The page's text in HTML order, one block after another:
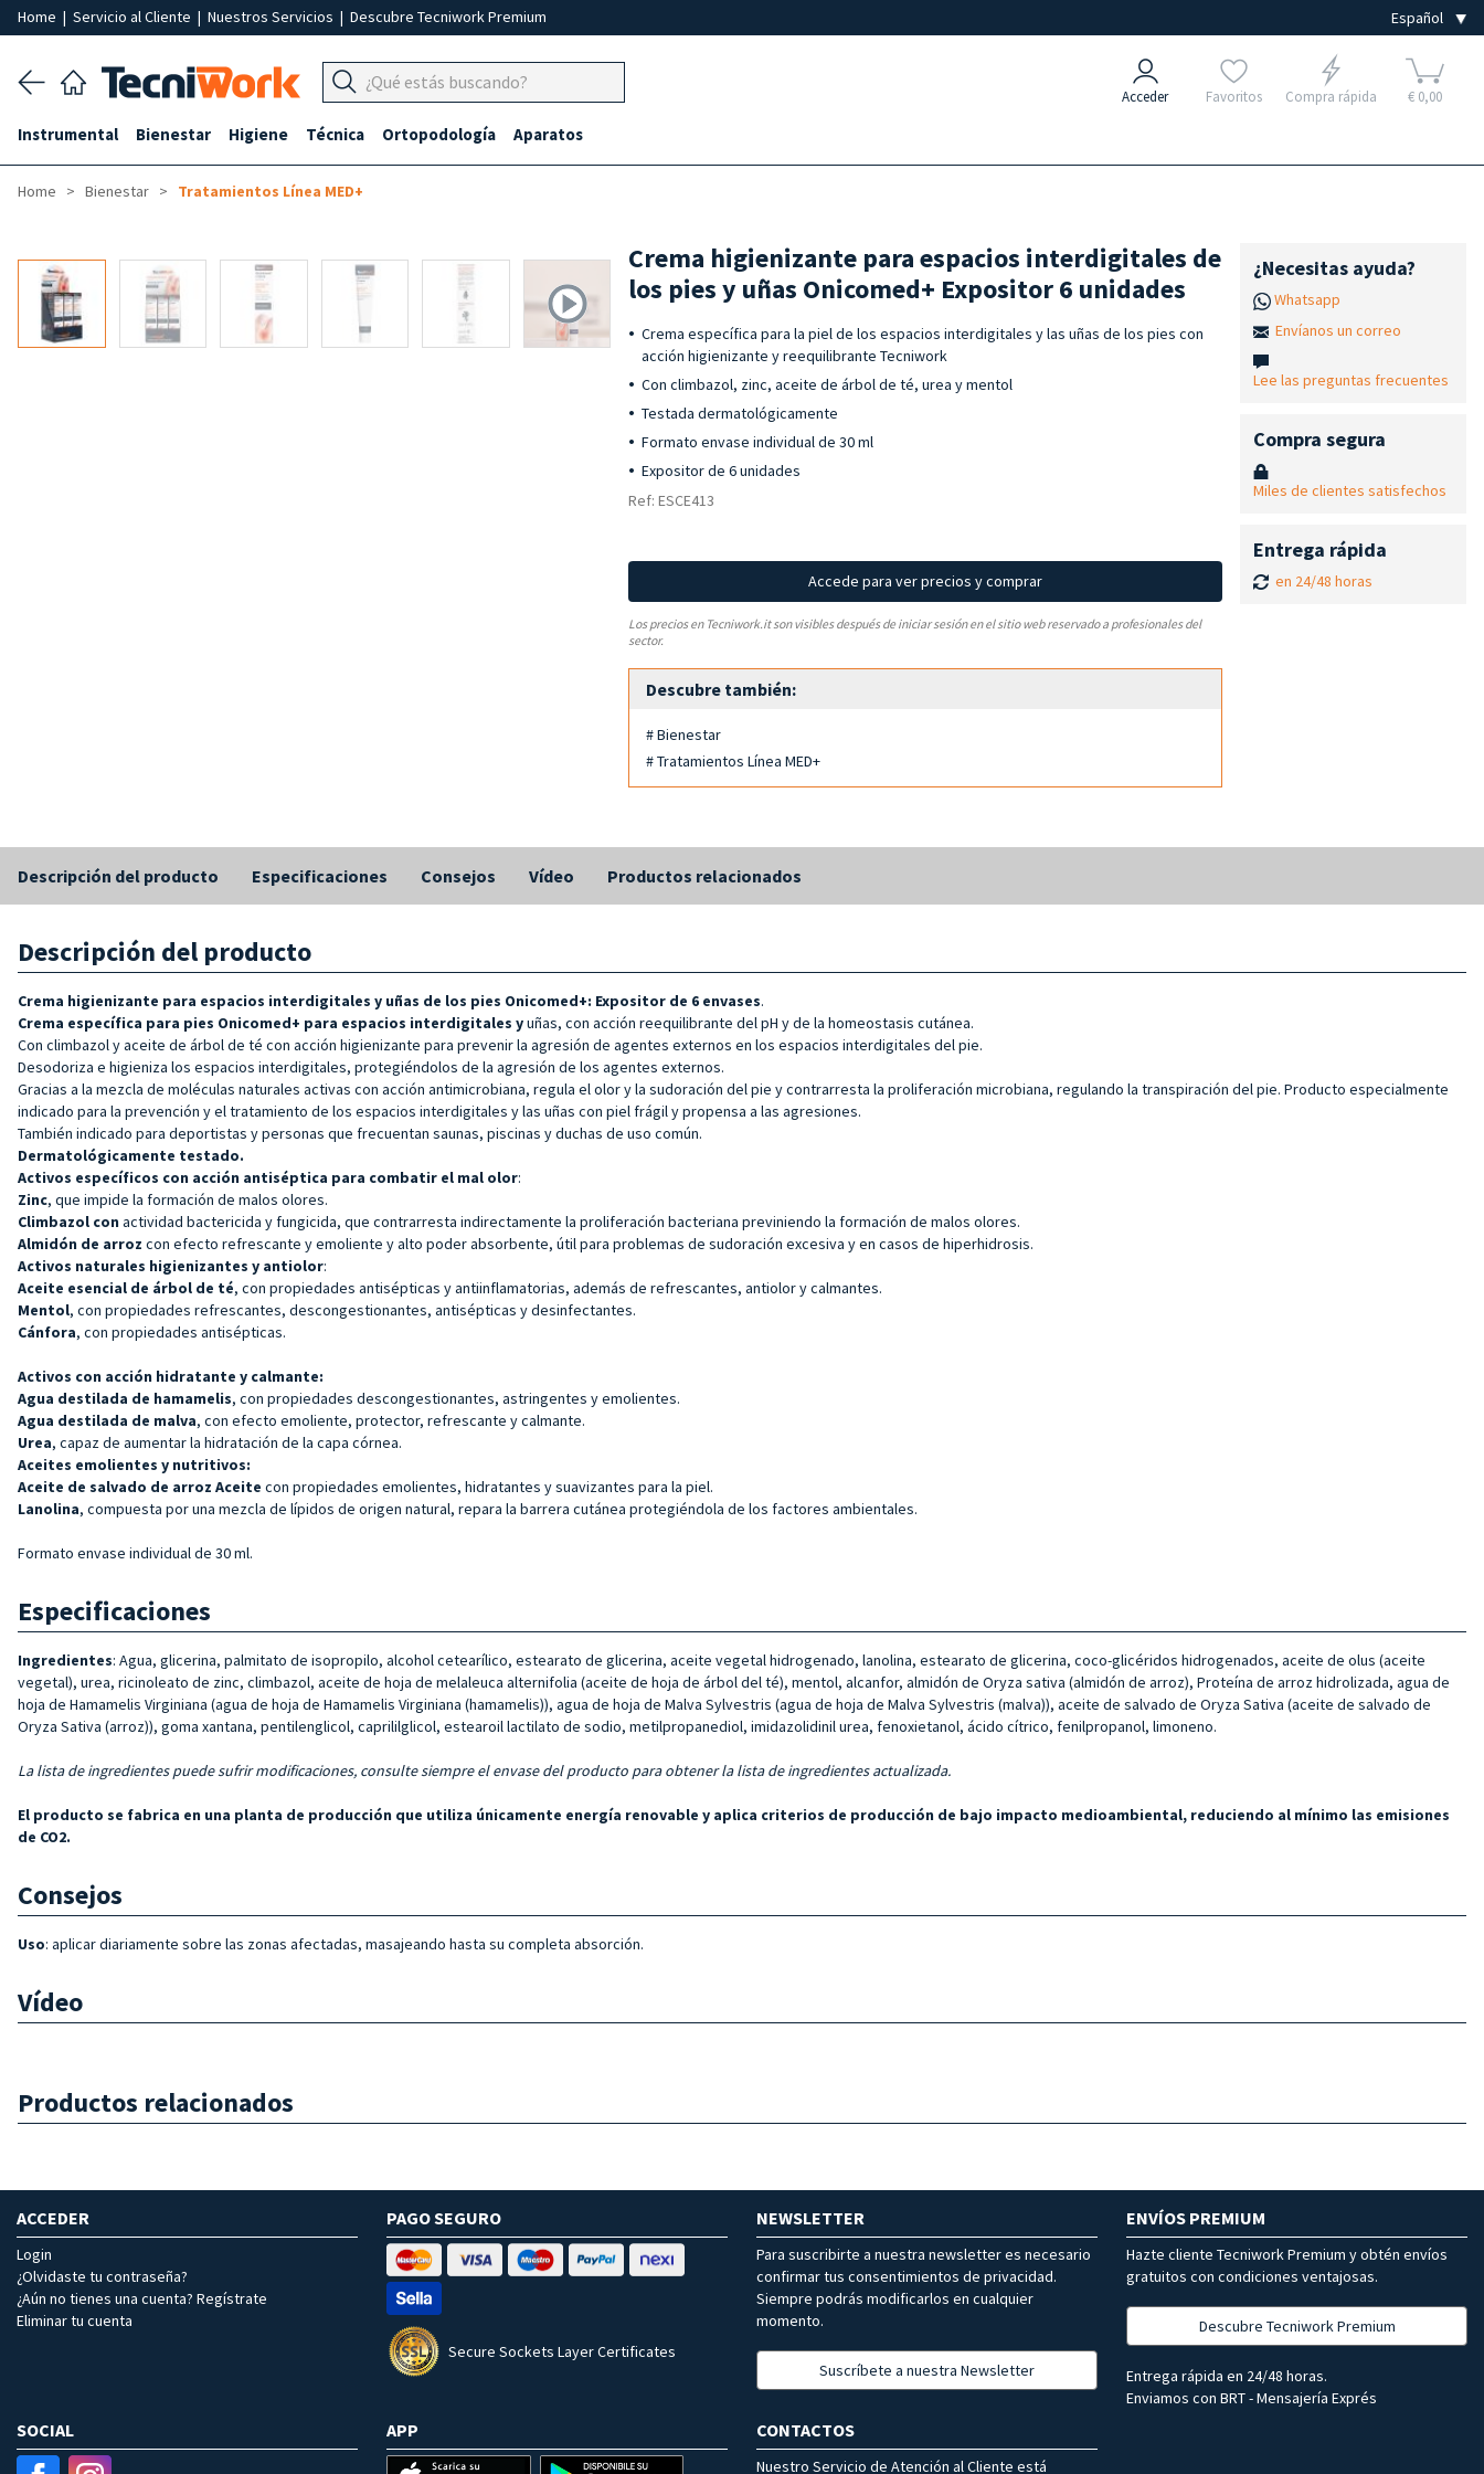
Home | Servicio al Cliente | Nuestros Servicios | Descubre Tecniwork Premium
Acceder Favoritos Compra rápida € 0,00
Instrumental Bienestar Higiene Técnica Ortopodología Aparatos
Home Bienestar Tratamientos Línea MED+
Crema higienizante para espacios interdigitales de
los pies y uñas Onicomed+ Expositor 6 unidades
Crema específica para la piel de los espacios interdigitales y las uñas de los pies con
acción higienizante y reequilibrante Tecniwork
Con climbazol, zinc, aceite de árbol de té, urea y mentol
Testada dermatológicamente
Formato envase individual de 30 ml
Expositor de 6 unidades
Ref: ESCE413
Accede para ver precios y comprar
Los precios en Tecniwork.it son visibles después de iniciar sesión en el sitio web reservado a profesionales del
sector.
Descubre también:
# Bienestar
# Tratamientos Línea MED+
¿Necesitas ayuda?
Whatsapp
Envíanos un correo
Lee las preguntas frecuentes
Compra segura
Miles de clientes satisfechos
Entrega rápida
en 24/48 horas
Descripción del producto Especificaciones Consejos Vídeo Productos relacionados
Descripción del producto
Crema higienizante para espacios interdigitales y uñas de los pies Onicomed+: Expositor de 6 envases.
Crema específica para pies Onicomed+ para espacios interdigitales yuñas, con acción reequilibrante del pH y de la homeostasis cutánea.
Con climbazol y aceite de árbol de té con acción higienizante para prevenir la agresión de agentes externos en los espacios interdigitales del pie.
Desodoriza e higieniza los espacios interdigitales, protegiéndolos de la agresión de los agentes externos.
Gracias a la mezcla de moléculas naturales activas con acción antimicrobiana, regula el olor y la sudoración del pie y contrarresta la proliferación microbiana, regulando la transpiración del pie. Producto especialmente
indicado para la prevención y el tratamiento de los espacios interdigitales y las uñas con piel frágil y propensa a las agresiones.
También indicado para deportistas y personas que frecuentan saunas, piscinas y duchas de uso común.
Dermatológicamente testado.
Activos específicos con acción antiséptica para combatir el mal olor:
Zinc, que impide la formación de malos olores.
Climbazol con actividad bactericida y fungicida, que contrarresta indirectamente la proliferación bacteriana previniendo la formación de malos olores.
Almidón de arroz con efecto refrescante y emoliente y alto poder absorbente, útil para problemas de sudoración excesiva y en casos de hiperhidrosis.
Activos naturales higienizantes y antiolor:
Aceite esencial de árbol de té, con propiedades antisépticas y antiinflamatorias, además de refrescantes, antiolor y calmantes.
Mentol, con propiedades refrescantes, descongestionantes, antisépticas y desinfectantes.
Cánfora, con propiedades antisépticas.
Activos con acción hidratante y calmante:
Agua destilada de hamamelis, con propiedades descongestionantes, astringentes y emolientes.
Agua destilada de malva, con efecto emoliente, protector, refrescante y calmante.
Urea, capaz de aumentar la hidratación de la capa córnea.
Aceites emolientes y nutritivos:
Aceite de salvado de arroz Aceite con propiedades emolientes, hidratantes y suavizantes para la piel.
Lanolina, compuesta por una mezcla de lípidos de origen natural, repara la barrera cutánea protegiéndola de los factores ambientales.
Formato envase individual de 30 ml.
Especificaciones
Ingredientes: Agua, glicerina, palmitato de isopropilo, alcohol cetearílico, estearato de glicerina, aceite vegetal hidrogenado, lanolina, estearato de glicerina, coco-glicéridos hidrogenados, aceite de olus (aceite
vegetal), urea, ricinoleato de zinc, climbazol, aceite de hoja de melaleuca alternifolia (aceite de hoja de árbol del té), mentol, alcanfor, almidón de Oryza sativa (almidón de arroz), Proteína de arroz hidrolizada, agua de
hoja de Hamamelis Virginiana (agua de hoja de Hamamelis Virginiana (hamamelis)), agua de hoja de Malva Sylvestris (agua de hoja de Malva Sylvestris (malva)), aceite de salvado de Oryza Sativa (aceite de salvado de
Oryza Sativa (arroz)), goma xantana, pentilenglicol, caprililglicol, estearoil lactilato de sodio, metilpropanediol, imidazolidinil urea, fenoxietanol, ácido cítrico, fenilpropanol, limoneno.
La lista de ingredientes puede sufrir modificaciones, consulte siempre el envase del producto para obtener la lista de ingredientes actualizada.
El producto se fabrica en una planta de producción que utiliza únicamente energía renovable y aplica criterios de producción de bajo impacto medioambiental, reduciendo al mínimo las emisiones
de CO2.
Consejos
Uso: aplicar diariamente sobre las zonas afectadas, masajeando hasta su completa absorción.
Vídeo
Productos relacionados
ACCEDER
Login
¿Olvidaste tu contraseña?
¿Aún no tienes una cuenta? Regístrate
Eliminar tu cuenta
PAGO SEGURO
Secure Sockets Layer Certificates
NEWSLETTER
Para suscribirte a nuestra newsletter es necesario
confirmar tus consentimientos de privacidad.
Siempre podrás modificarlos en cualquier
momento.
Suscríbete a nuestra Newsletter
ENVÍOS PREMIUM
Hazte cliente Tecniwork Premium y obtén envíos
gratuitos con condiciones ventajosas.
Descubre Tecniwork Premium
Entrega rápida en 24/48 horas.
Enviamos con BRT - Mensajería Exprés
SOCIAL APP CONTACTOS
Nuestro Servicio de Atención al Cliente está